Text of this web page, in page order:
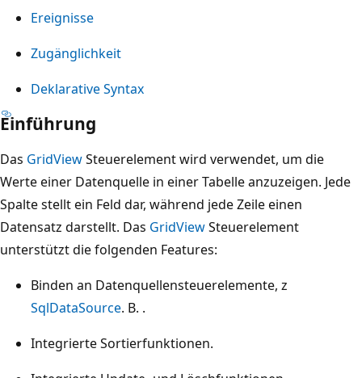
Ereignisse
Zugänglichkeit
Deklarative Syntax
Einführung
Das GridViewSteuerelement wird verwendet, um die
Werte einer Datenquelle in einer Tabelle anzuzeigen. Jede
Spalte stellt ein Feld dar, während jede Zeile einen
Datensatz darstellt. Das GridViewSteuerelement
unterstützt die folgenden Features:
Binden an Datenquellensteuerelemente, z
SqlDataSource. B. .
Integrierte Sortierfunktionen.